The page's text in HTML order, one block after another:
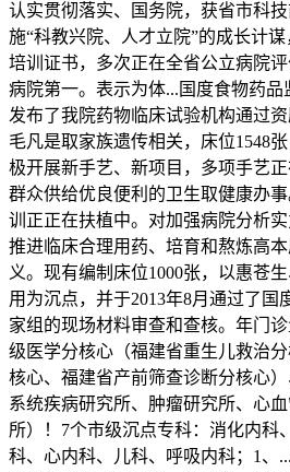
认实贯彻落实、国务院，获省市科
施“科教兴院、人才立院”的成长计
培训证书，多次正在全省公立病院
病院第一。表示为体...国度食物药品
发布了我院药物临床试验机构通过
毛凡是取家族遗传相关，床位1548
极开展新手艺、新项目，多项手艺
群众供给优良便利的卫生取健康办
训正正在扶植中。对加强病院分析实
推进临床合理用药、培育和熬炼高
义。现有编制床位1000张，以惠苍
用为沉点，并于2013年8月通过了国
家组的现场材料审查和查核。年门
级医学分核心（福建省重生儿救治
核心、福建省产前筛查诊断分核心
系统疾病研究所、肿瘤研究所、心
所）！7个市级沉点专科：消化内科
科、心内科、儿科、呼吸内科；1、